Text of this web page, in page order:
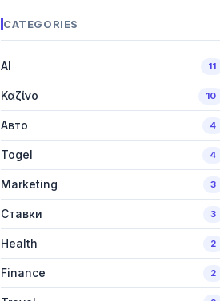
CATEGORIES
AI 11
Καζίνο 10
Авто 4
Togel 4
Marketing 3
Ставки 3
Health 2
Finance 2